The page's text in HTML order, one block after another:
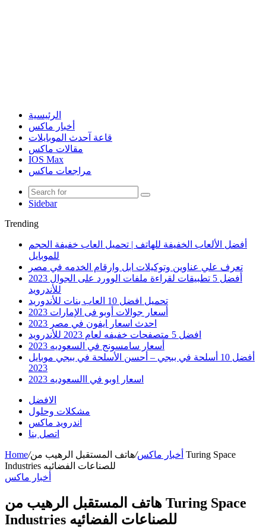
الرئيسية
أخبار ماكس
قاعة آحدث الموبايلات
مقالات ماكس
IOS Max
مراجعات ماكس
Sidebar
Trending
أفضل الألعاب الخفيفة للهاتف | تحميل العاب خفيفة الحجم
للموبايل
تعرف علي عناوين وتوكيلات ابل وارقام الخدمه في مصر
أفضل 5 تطبيقات لقراءة ملفات الوورد على الجوال 2023
للأندرويد
تحميل افضل 10 العاب بنات للأندوريد
أسعار جوالات أوبو فى الإمارات 2023
احدث اسعار ايفون في مصر 2023
افضل 5 متصفحات خفيفه لعام 2023 للأندرويد
أسعار سامسونج في السعوديه 2023
أفضل 10 أسلحة في ببجي – أحسن الأسلحة في ببجي موبايل
2023
اسعار اوبو في االسعوديه 2023
الافضل
مشكلات وحلول
اندرويد ماكس
اتصل بنا
Home/ أخبار ماكس/هاتف المستقبل الرهيب من Turing Space
Industries للصناعات الفضائيه
أخبار ماكس
هاتف المستقبل الرهيب من Turing Space
Industries للصناعات الفضائيه